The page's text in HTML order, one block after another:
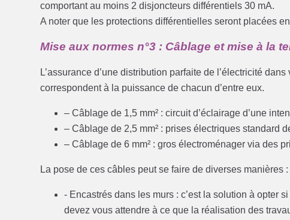
comportant au moins 2 disjoncteurs différentiels 30 mA.
A noter que les protections différentielles seront placées
Mise aux normes n°3 : Câblage et mise à la
L’assurance d’une distribution parfaite de l’électricité
correspondent à la puissance de chacun d’entre eux.
– Câblage de 1,5 mm² : circuit d’éclairage d’une
– Câblage de 2,5 mm² : prises électriques standard
– Câblage de 6 mm² : gros électroménager via des
La pose de ces câbles peut se faire de diverses manières :
- Encastrés dans les murs : c’est la solution à opter
devez vous attendre à ce que la réalisation des